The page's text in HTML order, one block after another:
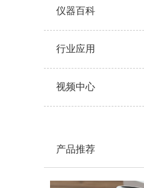
仪器百科
行业应用
视频中心
产品推荐